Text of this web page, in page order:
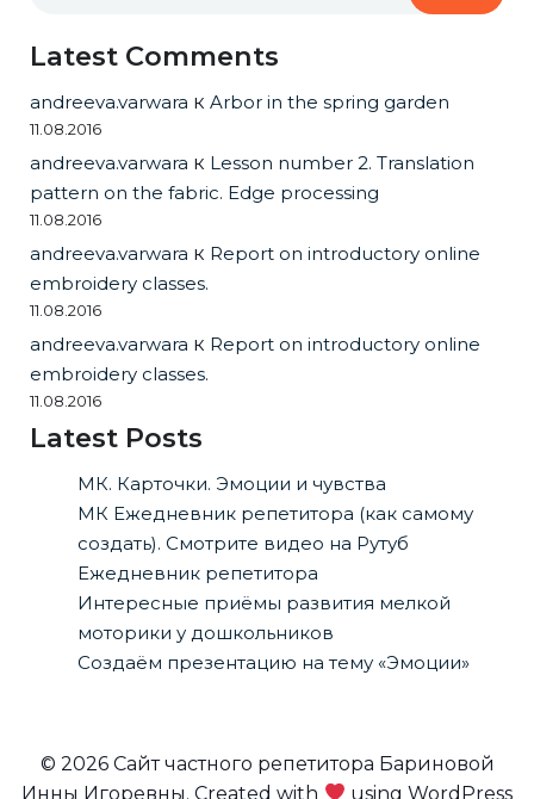
Latest Comments
andreeva.varwara к Arbor in the spring garden
11.08.2016
andreeva.varwara к Lesson number 2. Translation
pattern on the fabric. Edge processing
11.08.2016
andreeva.varwara к Report on introductory online
embroidery classes.
11.08.2016
andreeva.varwara к Report on introductory online
embroidery classes.
11.08.2016
Latest Posts
МК. Карточки. Эмоции и чувства
МК Ежедневник репетитора (как самому
создать). Смотрите видео на Рутуб
Ежедневник репетитора
Интересные приёмы развития мелкой
моторики у дошкольников
Создаём презентацию на тему «Эмоции»
© 2026 Сайт частного репетитора Бариновой
Инны Игоревны. Created with
using WordPress